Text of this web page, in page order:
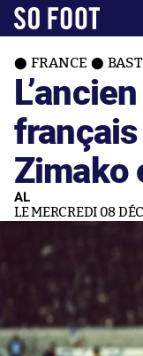
FRANCE
Zimako
AL
LE MERCREDI 08